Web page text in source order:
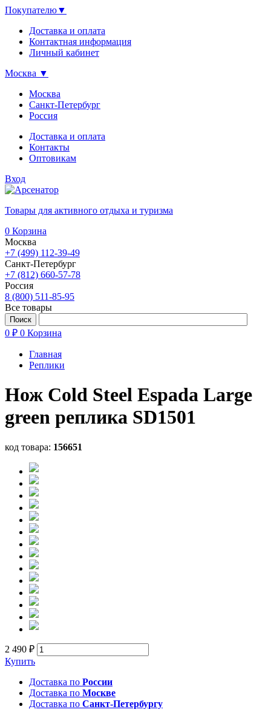
Покупателю▼
Доставка и оплата
Контактная информация
Личный кабинет
Москва ▼
Москва
Санкт-Петербург
Россия
Доставка и оплата
Контакты
Оптовикам
Вход
Товары для активного отдыха и туризма
0 Корзина
Москва
+7 (499) 112-39-49
Санкт-Петербург
+7 (812) 660-57-78
Россия
8 (800) 511-85-95
Все товары
0 ₽ 0 Корзина
Главная
Реплики
Нож Cold Steel Espada Large
green реплика SD1501
код товара: 156651
2 490 ₽
Купить
Доставка по России
Доставка по Москве
Доставка по Санкт-Петербургу